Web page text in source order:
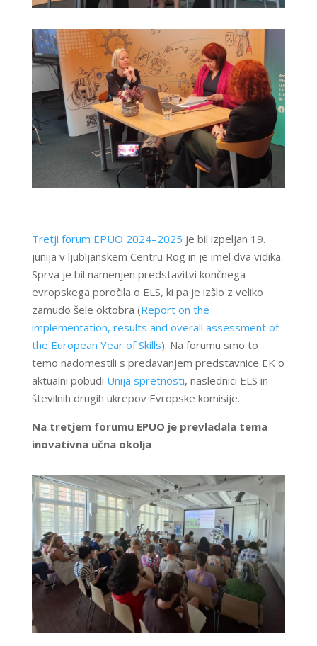
Tretji forum EPUO 2024–2025 je bil izpeljan 19.
junija v ljubljanskem Centru Rog in je imel dva vidika.
Sprva je bil namenjen predstavitvi končnega
evropskega poročila o ELS, ki pa je izšlo z veliko
zamudo šele oktobra (Report on the
implementation, results and overall assessment of
the European Year of Skills). Na forumu smo to
temo nadomestili s predavanjem predstavnice EK o
aktualni pobudi Unija spretnosti, naslednici ELS in
številnih drugih ukrepov Evropske komisije.
Na tretjem forumu EPUO je prevladala tema
inovativna učna okolja